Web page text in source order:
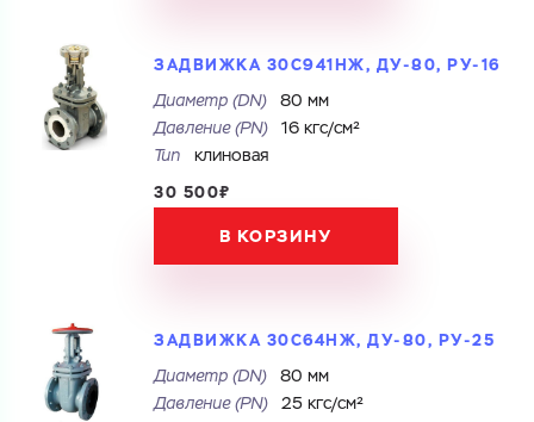
Электронная почта
Номер телефона
ЗАДВИЖКА 30С941НЖ, ДУ-80, РУ-16
Диаметр (DN)
80 мм
Давление (PN)
16 кгс/см²
Тип
клиновая
30 500₽
В КОРЗИНУ
ЗАДВИЖКА 30С64НЖ, ДУ-80, РУ-25
Диаметр (DN)
80 мм
Давление (PN)
25 кгс/см²